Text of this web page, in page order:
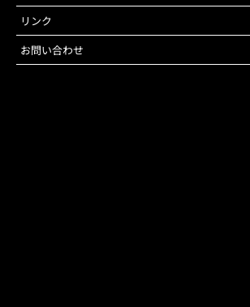
リンク
お問い合わせ